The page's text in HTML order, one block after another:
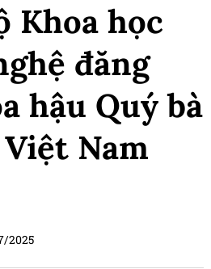
Khoa học
đăng
hậu Quý bà
Nam
2025